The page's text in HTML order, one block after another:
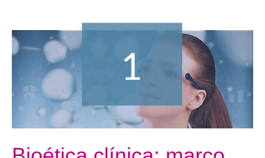
general